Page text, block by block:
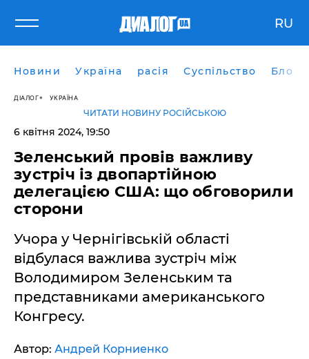
RU
Новини Україна расія Суспільство Блоги
ДІАЛОГ УКРАЇНА
ЧИТАТИ НОВИНУ РОСІЙСЬКОЮ
6 квітня 2024, 19:50
Зеленський провів важливу
зустріч із двопартійною
делегацією США: що обговорили
сторони
Учора у Чернігівській області
відбулася важлива зустріч між
Володимиром Зеленським та
представниками американського
Конгресу.
Автор: Андрей Корниенко